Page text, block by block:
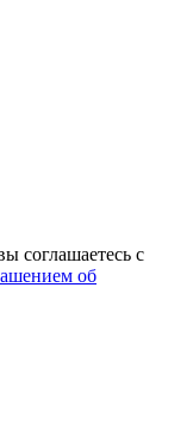
соглашаетесь с
об